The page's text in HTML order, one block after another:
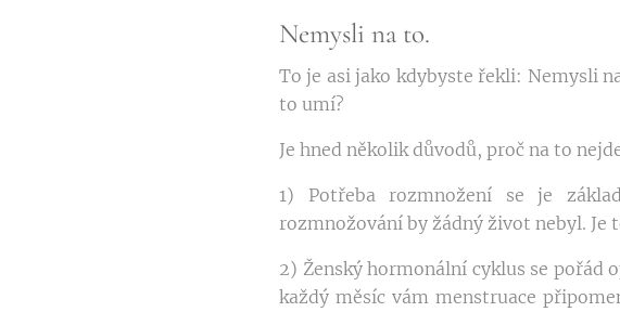
Nemysli na to.
To je asi jako kdybyste řekli: Nemysli
to umí?
Je hned několik důvodů, proč na to
1) Potřeba rozmnožení se je
rozmnožování by žádný život nebyl. Je
2) Ženský hormonální cyklus se pořád
každý měsíc vám menstruace